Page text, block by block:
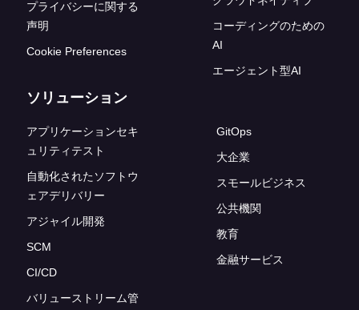
プライバシーに関する
声明
Cookie Preferences
コーディングのための
AI
エージェント型AI
ソリューション
アプリケーションセキ
ュリティテスト
自動化されたソフトウ
ェアデリバリー
アジャイル開発
SCM
CI/CD
バリューストリーム管
GitOps
大企業
スモールビジネス
公共機関
教育
金融サービス